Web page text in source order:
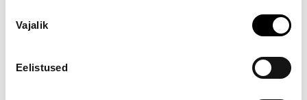
https://www.myfitness.ee/kupsiste-kasutamisest-
Kui soovite oma nõusolekut muuta või tagasi võtta,
valik
Vajalik
Eelistused
mugavuse ja meelekindluse garantii!